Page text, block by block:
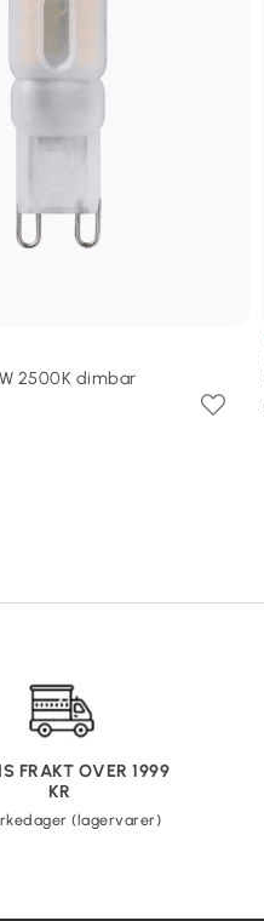
2500K dimbar
FRAKT OVER 1999
KR
(lagervarer)